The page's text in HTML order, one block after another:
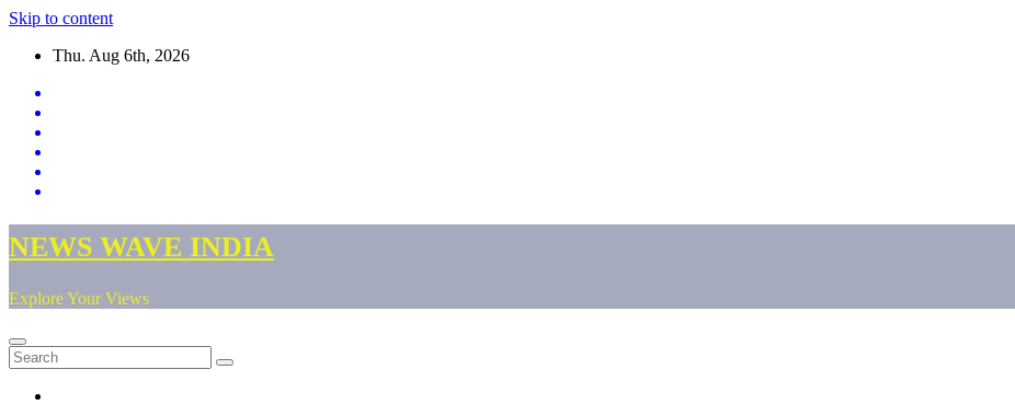
Skip to content
Thu. Aug 6th, 2026
NEWS WAVE INDIA
Explore Your Views